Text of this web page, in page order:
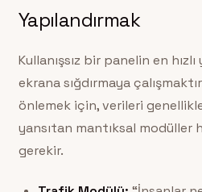
Yapılandırmak
Kullanışsız bir panelin en
ekrana sığdırmaya
önlemek için, verileri
yansıtan mantıksal modüller
gerekir.